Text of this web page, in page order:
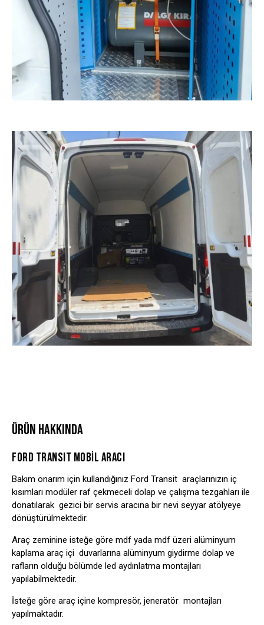
ÜRÜN HAKKINDA
FORD TRANSIT MOBİL ARACI
Bakım onarım için kullandığınız Ford Transit araçlarınızın iç
kısımları modüler raf çekmeceli dolap ve çalışma tezgahları ile
donatılarak gezici bir servis aracına bir nevi seyyar atölyeye
dönüştürülmektedir.
Araç zeminine isteğe göre mdf yada mdf üzeri alüminyum
kaplama araç içi duvarlarına alüminyum giydirme dolap ve
rafların olduğu bölümde led aydınlatma montajları
yapılabilmektedir.
İsteğe göre araç içine kompresör, jeneratör montajları
yapılmaktadır.